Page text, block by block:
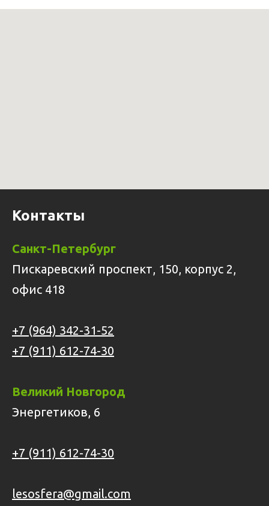
Контакты
Санкт-Петербург
Пискаревский проспект, 150, корпус 2,
офис 418
+7 (964) 342-31-52
+7 (911) 612-74-30
Великий Новгород
Энергетиков, 6
+7 (911) 612-74-30
lesosfera@gmail.com